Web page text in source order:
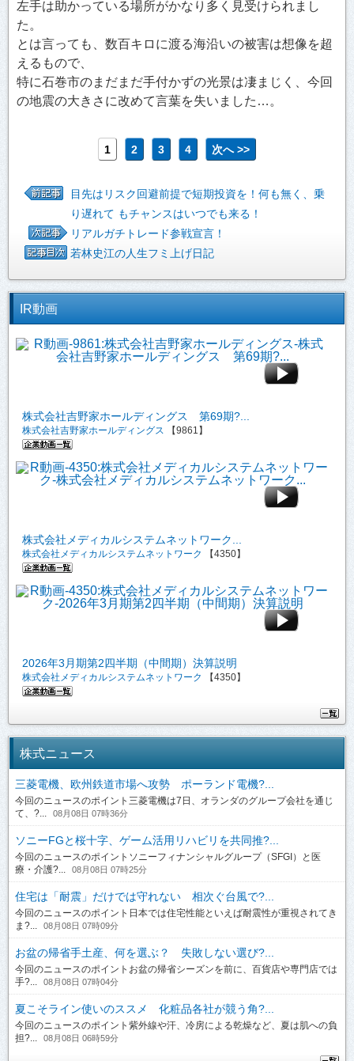
左手は助かっている場所がかなり多く見受けられまし
た。
とは言っても、数百キロに渡る海沿いの被害は想像を超
えるもので、
特に石巻市のまだまだ手付かずの光景は凄まじく、今回
の地震の大きさに改めて言葉を失いました…。
1 2 3 4 次へ >>
目先はリスク回避前提で短期投資を！何も無く、乗
り遅れて もチャンスはいつでも来る！
リアルガチトレード参戦宣言！
若林史江の人生フミ上げ日記
IR動画
株式会社吉野家ホールディングス 第69期?...
株式会社吉野家ホールディングス 【9861】
株式会社メディカルシステムネットワーク...
株式会社メディカルシステムネットワーク 【4350】
2026年3月期第2四半期（中間期）決算説明
株式会社メディカルシステムネットワーク 【4350】
株式ニュース
三菱電機、欧州鉄道市場へ攻勢 ポーランド電機?...
今回のニュースのポイント三菱電機は7日、オランダのグループ会社を通じ
て、?...
08月08日 07時36分
ソニーFGと桜十字、ゲーム活用リハビリを共同推?...
今回のニュースのポイントソニーフィナンシャルグループ（SFGI）と医
療・介護?...
08月08日 07時25分
住宅は「耐震」だけでは守れない 相次ぐ台風で?...
今回のニュースのポイント日本では住宅性能といえば耐震性が重視されてき
ま?...
08月08日 07時09分
お盆の帰省手土産、何を選ぶ？ 失敗しない選び?...
今回のニュースのポイントお盆の帰省シーズンを前に、百貨店や専門店では
手?...
08月08日 07時04分
夏こそライン使いのススメ 化粧品各社が競う角?...
今回のニュースのポイント紫外線や汗、冷房による乾燥など、夏は肌への負
担?...
08月08日 06時59分